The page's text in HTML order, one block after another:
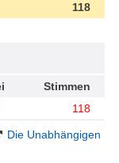
118
Stimmen
118
Die Unabhängigen